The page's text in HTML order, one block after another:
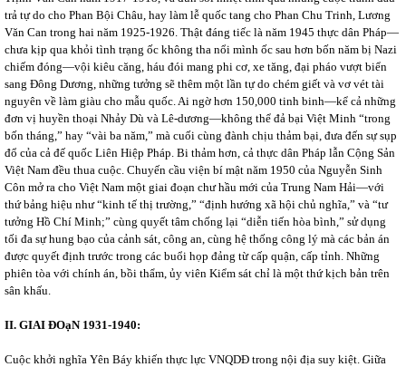
trả tự do cho Phan Bội Châu, hay làm lễ quốc tang cho Phan Chu Trinh, Lương
Văn Can trong hai năm 1925-1926. Thật đáng tiếc là năm 1945 thực dân Pháp—
chưa kịp qua khỏi tình trạng ốc không tha nổi mình ốc sau hơn bốn năm bị Nazi
chiếm đóng—vội kiêu căng, háu đói mang phi cơ, xe tăng, đại pháo vượt biển
sang Đông Dương, những tưởng sẽ thêm một lần tự do chém giết và vơ vét tài
nguyên về làm giàu cho mẫu quốc. Ai ngờ hơn 150,000 tinh binh—kể cả những
đơn vị huyền thoại Nhảy Dù và Lê-dương—không thể đả bại Việt Minh “trong
bốn tháng,” hay “vài ba năm,” mà cuối cùng đành chịu thảm bại, đưa đến sự sụp
đổ của cả đế quốc Liên Hiệp Pháp. Bi thảm hơn, cả thực dân Pháp lẫn Cộng Sản
Việt Nam đều thua cuộc. Chuyến cầu viện bí mật năm 1950 của Nguyễn Sinh
Côn mở ra cho Việt Nam một giai đoạn chư hầu mới của Trung Nam Hải—với
thứ bảng hiệu như “kinh tế thị trường,” “định hướng xã hội chủ nghĩa,” và “tư
tưởng Hồ Chí Minh;” cùng quyết tâm chống lại “diễn tiến hòa bình,” sử dụng
tối đa sự hung bạo của cảnh sát, công an, cùng hệ thống công lý mà các bản án
được quyết định trước trong các buổi họp đảng từ cấp quận, cấp tỉnh. Những
phiên tòa với chính án, bồi thẩm, ủy viên Kiểm sát chỉ là một thứ kịch bản trên
sân khấu.
II. GIAI ĐOạN 1931-1940:
Cuộc khởi nghĩa Yên Báy khiến thực lực VNQDĐ trong nội địa suy kiệt. Giữa